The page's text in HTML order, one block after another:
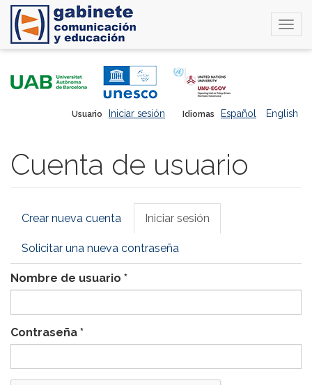
Idiomas Español English
Usuario Iniciar sesión
Cuenta de usuario
Solapas
Crear nueva cuenta Iniciar sesión
activa)
Solicitar una nueva contraseña
Nombre de usuario *
Contraseña *